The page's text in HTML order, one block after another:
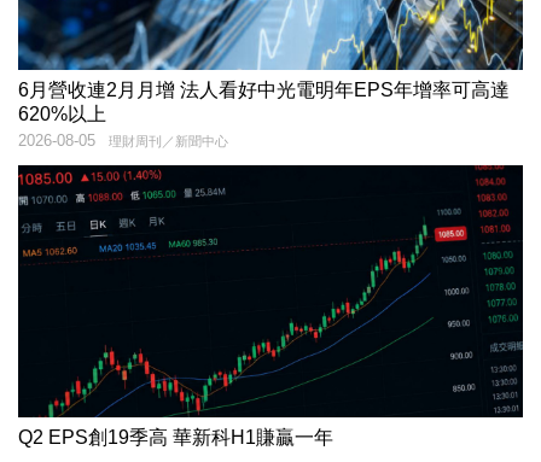
6月營收連2月月增 法人看好中光電明年EPS年增率可高達
620%以上
理財周刊／新聞中心
2026-08-05
Q2 EPS創19季高 華新科H1賺贏一年